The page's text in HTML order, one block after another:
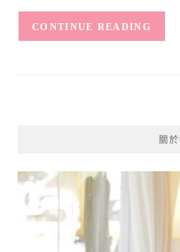
CONTINUE READING
關